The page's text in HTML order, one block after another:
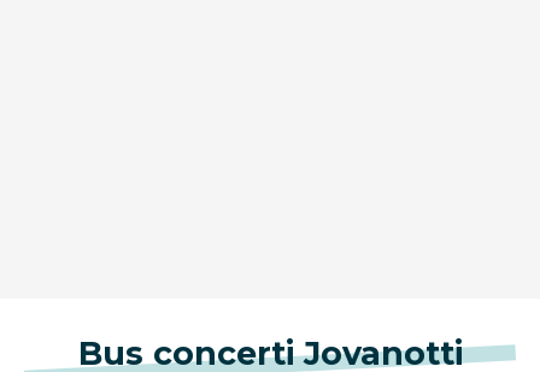
Bus concerti Jovanotti